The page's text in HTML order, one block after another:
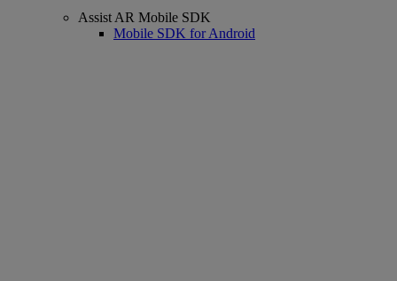
Assist AR Mobile SDK
Mobile SDK for Android